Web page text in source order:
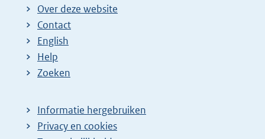
Over deze website
Contact
English
Help
Zoeken
Informatie hergebruiken
Privacy en cookies